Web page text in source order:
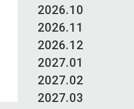
2026.10
2026.11
2026.12
2027.01
2027.02
2027.03